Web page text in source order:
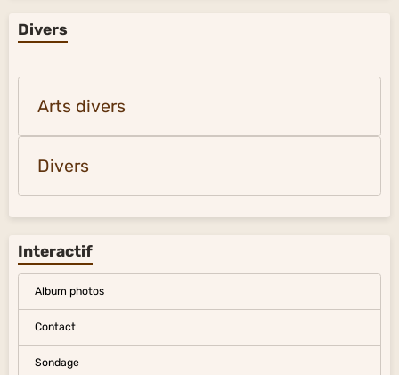
Divers
Arts divers
Divers
Interactif
Album photos
Contact
Sondage